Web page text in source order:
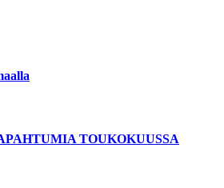
TOUKOKUUSSA